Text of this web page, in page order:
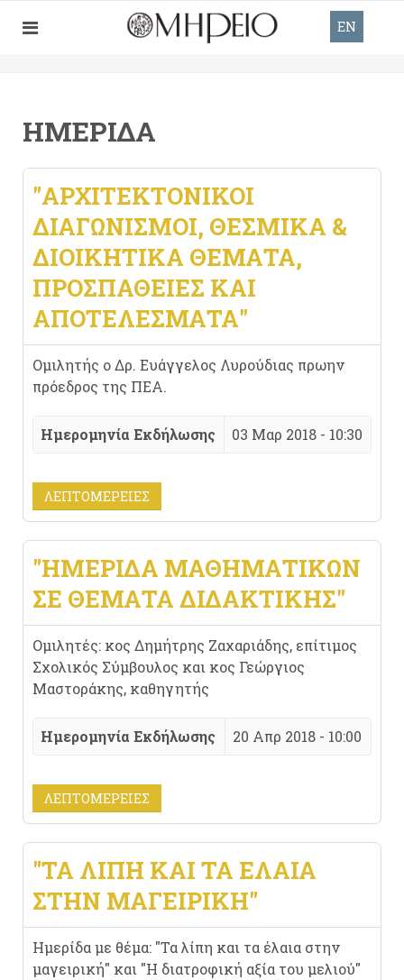
EN
ΗΜΕΡΊΔΑ
"ΑΡΧΙΤΕΚΤΟΝΙΚΟΊ
ΔΙΑΓΩΝΙΣΜΟΊ, ΘΕΣΜΙΚΆ &
ΔΙΟΙΚΗΤΙΚΆ ΘΈΜΑΤΑ,
ΠΡΟΣΠΆΘΕΙΕΣ ΚΑΙ
ΑΠΟΤΕΛΈΣΜΑΤΑ"
Ομιλητής ο Δρ. Ευάγγελος Λυρούδιας πρωην
πρόεδρος της ΠΕΑ.
Ημερομηνία Εκδήλωσης 03 Μαρ 2018 - 10:30
ΛΕΠΤΟΜΈΡΕΙΕΣ
"ΗΜΕΡΊΔΑ ΜΑΘΗΜΑΤΙΚΏΝ
ΣΕ ΘΈΜΑΤΑ ΔΙΔΑΚΤΙΚΉΣ"
Ομιλητές: κος Δημήτρης Ζαχαριάδης, επίτιμος
Σχολικός Σύμβουλος και κος Γεώργιος
Μαστοράκης, καθηγητής
Ημερομηνία Εκδήλωσης 20 Απρ 2018 - 10:00
ΛΕΠΤΟΜΈΡΕΙΕΣ
"ΤΑ ΛΊΠΗ ΚΑΙ ΤΑ ΈΛΑΙΑ
ΣΤΗΝ ΜΑΓΕΙΡΙΚΉ"
Ημερίδα με θέμα: "Τα λίπη και τα έλαια στην
μαγειρική" και "Η διατροφική αξία του μελιού"